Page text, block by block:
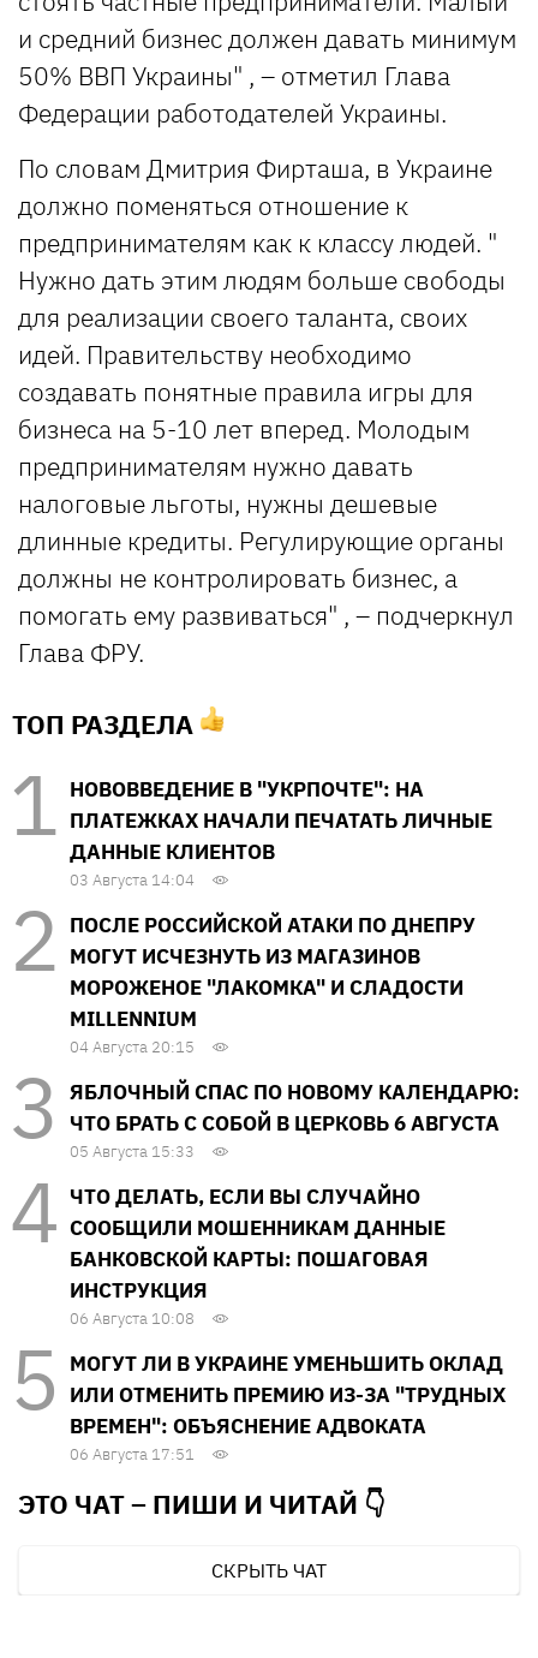
и средний бизнес должен давать минимум
50% ВВП Украины" , – отметил Глава
Федерации работодателей Украины.
По словам Дмитрия Фирташа, в Украине
должно поменяться отношение к
предпринимателям как к классу людей. "
Нужно дать этим людям больше свободы
для реализации своего таланта, своих
идей. Правительству необходимо
создавать понятные правила игры для
бизнеса на 5-10 лет вперед. Молодым
предпринимателям нужно давать
налоговые льготы, нужны дешевые
длинные кредиты. Регулирующие органы
должны не контролировать бизнес, а
помогать ему развиваться" , – подчеркнул
Глава ФРУ.
ТОП РАЗДЕЛА
НОВОВВЕДЕНИЕ В "УКРПОЧТЕ": НА
ПЛАТЕЖКАХ НАЧАЛИ ПЕЧАТАТЬ ЛИЧНЫЕ
ДАННЫЕ КЛИЕНТОВ
03 Августа 14:04
ПОСЛЕ РОССИЙСКОЙ АТАКИ ПО ДНЕПРУ
МОГУТ ИСЧЕЗНУТЬ ИЗ МАГАЗИНОВ
МОРОЖЕНОЕ "ЛАКОМКА" И СЛАДОСТИ
MILLENNIUM
04 Августа 20:15
ЯБЛОЧНЫЙ СПАС ПО НОВОМУ КАЛЕНДАРЮ:
ЧТО БРАТЬ С СОБОЙ В ЦЕРКОВЬ 6 АВГУСТА
05 Августа 15:33
ЧТО ДЕЛАТЬ, ЕСЛИ ВЫ СЛУЧАЙНО
СООБЩИЛИ МОШЕННИКАМ ДАННЫЕ
БАНКОВСКОЙ КАРТЫ: ПОШАГОВАЯ
ИНСТРУКЦИЯ
06 Августа 10:08
МОГУТ ЛИ В УКРАИНЕ УМЕНЬШИТЬ ОКЛАД
ИЛИ ОТМЕНИТЬ ПРЕМИЮ ИЗ-ЗА "ТРУДНЫХ
ВРЕМЕН": ОБЪЯСНЕНИЕ АДВОКАТА
06 Августа 17:51
ЭТО ЧАТ – ПИШИ И ЧИТАЙ 👇
СКРЫТЬ ЧАТ